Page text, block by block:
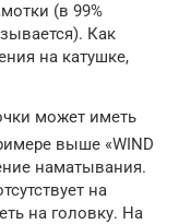
(в 99%
Как
на катушке,
может иметь
выше «WIND
наматывания.
на
на головку. На